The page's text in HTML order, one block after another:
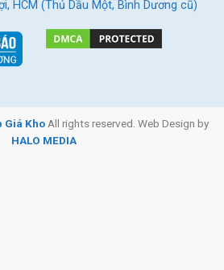
HCM (Thủ Dầu Một, Bình Dương cũ)
Giá Kho All rights reserved. Web Design by
HALO MEDIA